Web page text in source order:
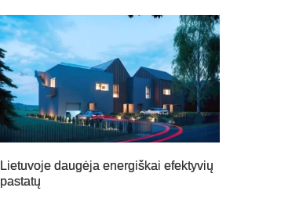
Lietuvoje daugėja energiškai efektyvių
pastatų